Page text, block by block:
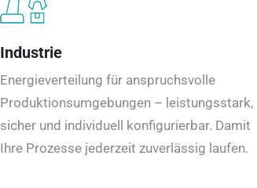
Industrie
Energieverteilung für anspruchsvolle
Produktionsumgebungen – leistungsstark,
sicher und individuell konfigurierbar. Damit
Ihre Prozesse jederzeit zuverlässig laufen.